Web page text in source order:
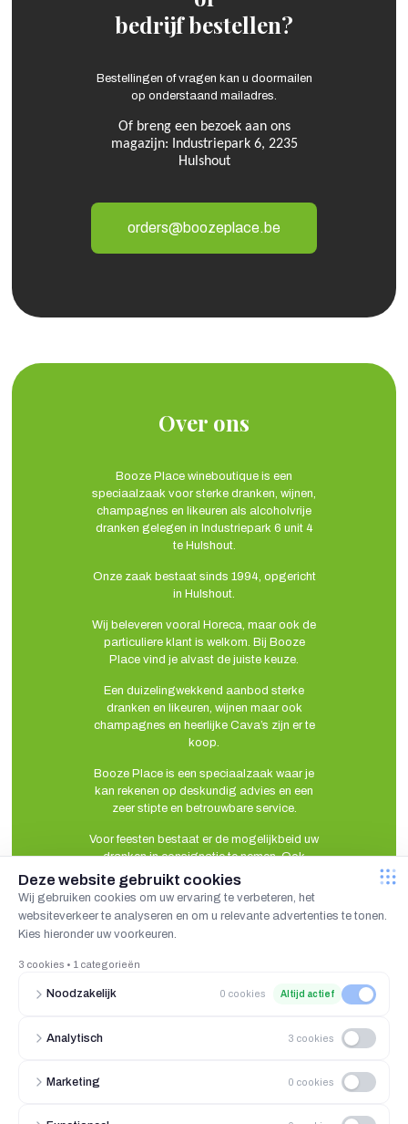
bedrijf bestellen?
Bestellingen of vragen kan u doormailen
op onderstaand mailadres.
Of breng een bezoek aan ons
magazijn: Industriepark 6, 2235
Hulshout
orders@boozeplace.be
Over ons
Booze Place wineboutique is een
speciaalzaak voor sterke dranken, wijnen,
champagnes en likeuren als alcoholvrije
dranken gelegen in Industriepark 6 unit 4
te Hulshout.
Onze zaak bestaat sinds 1994, opgericht
in Hulshout.
Wij beleveren vooral Horeca, maar ook de
particuliere klant is welkom. Bij Booze
Place vind je alvast de juiste keuze.
Een duizelingwekkend aanbod sterke
dranken en likeuren, wijnen maar ook
champagnes en heerlijke Cava’s zijn er te
koop.
Booze Place is een speciaalzaak waar je
kan rekenen op deskundig advies en een
zeer stipte en betrouwbare service.
Voor feesten bestaat er de mogelijkbeid uw
dranken in consignatie te nemen. Ook
glazen stellen wij gratis ter beschikking.
Voor bedrijven zijn wij gespecialiseerd in
het maken van relatiegeschenken. Waar je
mee kan uitpakken bij uw klanten…
Industriepark 6 unit 4 2235 Hulshout België -
015 / 22 60 02
“De wettelijke leeftijdsgrens voor de verkoop van alcohol is